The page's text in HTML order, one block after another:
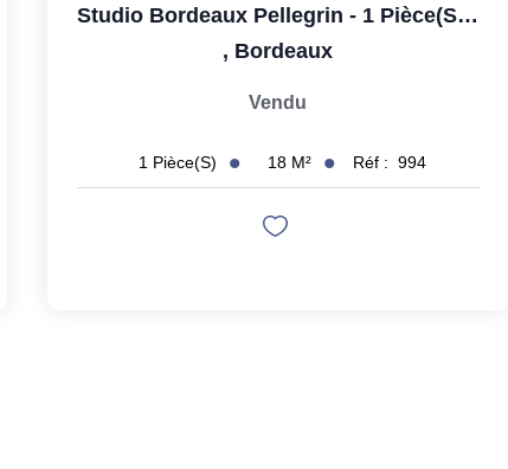
Studio Bordeaux Pellegrin - 1 Pièce(s) 18.25 M2
, Bordeaux
Vendu
1 Pièce(s) 18 M² Réf : 994